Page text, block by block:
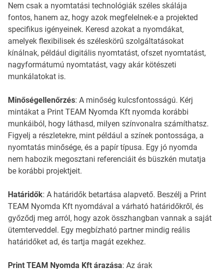
Nem csak a nyomtatási technológiák széles skálája
fontos, hanem az, hogy azok megfelelnek-e a projekted
specifikus igényeinek. Keresd azokat a nyomdákat,
amelyek flexibilisek és széleskörű szolgáltatásokat
kínálnak, például digitális nyomtatást, ofszet nyomtatást,
nagyformátumú nyomtatást, vagy akár kötészeti
munkálatokat is.
Minőségellenőrzés: A minőség kulcsfontosságú. Kérj
mintákat a Print TEAM Nyomda Kft nyomda korábbi
munkáiból, hogy láthasd, milyen színvonalra számíthatsz.
Figyelj a részletekre, mint például a színek pontossága, a
nyomtatás minősége, és a papír típusa. Egy jó nyomda
nem habozik megosztani referenciáit és büszkén mutatja
be korábbi projektjeit.
Határidők: A határidők betartása alapvető. Beszélj a Print
TEAM Nyomda Kft nyomdával a várható határidőkről, és
győződj meg arról, hogy azok összhangban vannak a saját
ütemterveddel. Egy megbízható partner mindig reális
határidőket ad, és tartja magát ezekhez.
Print TEAM Nyomda Kft árazása: Az árak